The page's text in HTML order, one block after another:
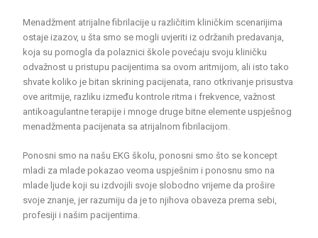
Menadžment atrijalne fibrilacije u različitim kliničkim scenarijima
ostaje izazov, u šta smo se mogli uvjeriti iz održanih predavanja,
koja su pomogla da polaznici škole povećaju svoju kliničku
odvažnost u pristupu pacijentima sa ovom aritmijom, ali isto tako
shvate koliko je bitan skrining pacijenata, rano otkrivanje prisustva
ove aritmije, razliku između kontrole ritma i frekvence, važnost
antikoagulantne terapije i mnoge druge bitne elemente uspješnog
menadžmenta pacijenata sa atrijalnom fibrilacijom.
Ponosni smo na našu EKG školu, ponosni smo što se koncept
mladi za mlade pokazao veoma uspješnim i ponosnu smo na
mlade ljude koji su izdvojili svoje slobodno vrijeme da prošire
svoje znanje, jer razumiju da je to njihova obaveza prema sebi,
profesiji i našim pacijentima.